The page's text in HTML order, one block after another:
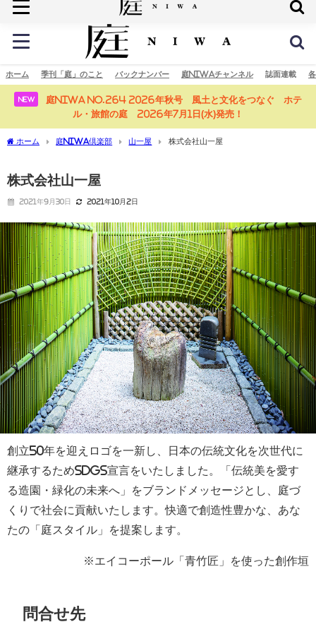
庭の未来へ
ホーム 季刊「庭」のこと バックナンバー 庭NIWAチャンネル 誌面連載
NEW
庭NIWA No.264 2026年秋号 風土と文化をつなぐ ホテ
ル・旅館の庭 2026年7月1日(水)発売！
ホーム 庭NIWA倶楽部 山一屋 株式会社山一屋
株式会社山一屋
2021年9月30日 2021年10月2日
創立50年を迎えロゴを一新し、日本の伝統文化を次世代に
継承するためSDGs宣言をいたしました。「伝統美を愛す
る造園・緑化の未来へ」をブランドメッセージとし、庭づ
くりで社会に貢献いたします。快適で創造性豊かな、あな
たの「庭スタイル」を提案します。
※エイコーポール「青竹匠」を使った創作垣
問合せ先